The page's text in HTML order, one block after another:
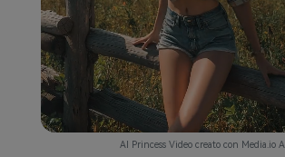
AI Princess Video creato con Media.io AI